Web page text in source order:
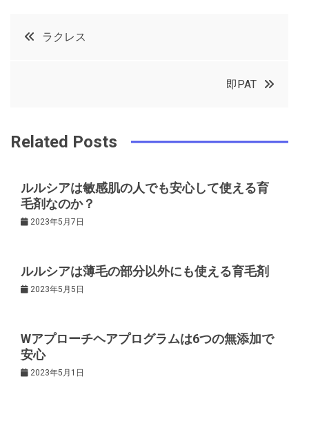
k
e
t
投
ビ
ゲ
ー
ョ
ン
ラクレス
即PAT
Related Posts
ルルシアは敏感肌の人でも安心して使える育
毛剤なのか？
2023年5月7日
ルルシアは薄毛の部分以外にも使える育毛剤
2023年5月5日
Wアプローチヘアプログラムは6つの無添加で
安心
2023年5月1日